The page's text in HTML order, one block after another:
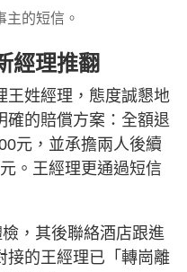
主的短信。
經理推翻
王姓經理，態度誠懇地
確的賠償方案：全額退
元，並承擔兩人後續
。王經理更通過短信
，其後聯絡酒店跟進
接的王經理已「轉崗離